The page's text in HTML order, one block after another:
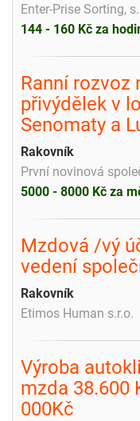
Enter-Prise Sorting,
144 - 160 Kč za
Ranní rozvoz
přivýdělek v
Senomaty a
Rakovník
První novinová
5000 - 8000 Kč za
Mzdová /vý
vedení
Rakovník
Etimos Human s.r.o.
Výroba
mzda 38.600
000Kč